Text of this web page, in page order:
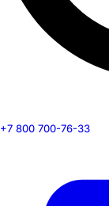
+7 800 700-76-33